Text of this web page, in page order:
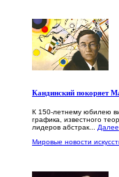
Кандинский покоряет
К 150-летнему юбилею
графика, известного
лидеров абстрак... Далее
Мировые новости